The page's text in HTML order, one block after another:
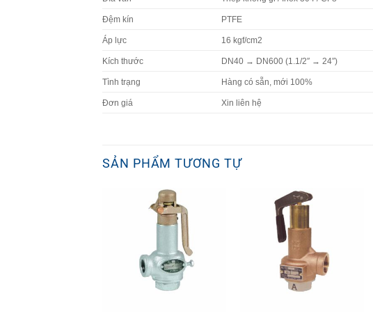
Đệm kín PTFE
Áp lực 16 kgf/cm2
Kích thước DN40 → DN600 (1.1/2″ → 24″)
Tình trạng Hàng có sẵn, mới 100%
Đơn giá Xin liên hệ
SẢN PHẨM TƯƠNG TỰ